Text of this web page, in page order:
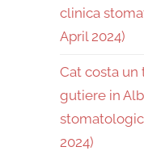
clinica
April 2024)
Cat costa
gutiere in
2024)